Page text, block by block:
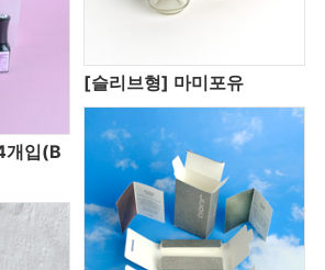
개입(B
[슬리브형] 마미포유